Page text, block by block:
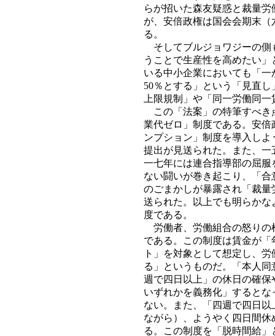
らが招いた森友疑惑と裁量
が、安倍政権は国会会期末
る。
そしてブルジョワジーの側
うことで生産性を高めたい
いる中小企業においても「
50％とする」という「見直
上限規制」や「同一労働同
この「法案」の特筆すべき
業代ゼロ」制度である。安
ンプション」制度を導入し
提出が見送られた。また、
一七年には連合指導部の屈
ない闘いが巻き起こり、「
のごまかしが暴露され「裁
送られた。以上でも明らか
度である。
労働者、労働組合の怒りの
である。この制度は賃金が
ト」を対象として想定し、
る」というものだ。「本人
週で四日以上」の休日の確
いずれかを義務化」すると
ない。また、「四週で四日
ながら）、ようやく四日間
る。この制度を「脱時間給